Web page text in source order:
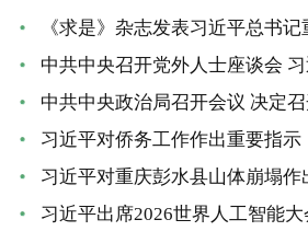
习近平对侨务工作作出重要指示